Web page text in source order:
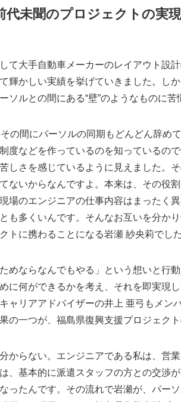
未聞のプロジェクトの実
て大手自動車メーカーのレイアウト設
輝かしい実績を挙げていきました。し
ルとの間にある“壁”のようなものに苦
の間にパーソルの同期もどんどん辞め
度などを作っているのを知っているの
しさを感じているように見えました。
ないからなんですよ。本来は、その役
場のエンジニアの仕事内容はまったく
も多くいんです。そんなお互いを分か
トに携わることになる岩瀬 紗央莉でした
めならなんでもやる」という想いと行
に何ができるかを考え、それを即実現
ャリアアドバイザーの井上 亜弓もメン
の一つが、福島県復興支援プロジェクト
からない。エンジニアである私は、営
、基本的に派遣スタッフの方との交渉
ったんです。その流れで岩瀬が、パー